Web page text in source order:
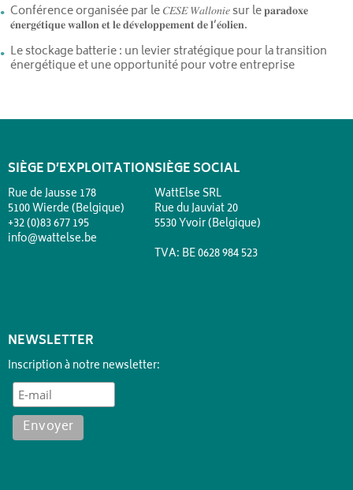
Conférence organisée par le 𝐶𝐸𝑆𝐸 𝑊𝑎𝑙𝑙𝑜𝑛𝑖𝑒 sur le 𝐩𝐚𝐫𝐚𝐝𝐨𝐱𝐞
𝐞́𝐧𝐞𝐫𝐠𝐞́𝐭𝐢𝐪𝐮𝐞 𝐰𝐚𝐥𝐥𝐨𝐧 𝐞𝐭 𝐥𝐞 𝐝𝐞́𝐯𝐞𝐥𝐨𝐩𝐩𝐞𝐦𝐞𝐧𝐭 𝐝𝐞 𝐥’𝐞́𝐨𝐥𝐢𝐞𝐧.
Le stockage batterie : un levier stratégique pour la transition
énergétique et une opportunité pour votre entreprise
SIÈGE D’EXPLOITATION
Rue de Jausse 178
5100 Wierde (Belgique)
+32 (0)83 677 195
info@wattelse.be
SIÈGE SOCIAL
WattElse SRL
Rue du Jauviat 20
5530 Yvoir (Belgique)
TVA: BE 0628 984 523
NEWSLETTER
Inscription à notre newsletter: